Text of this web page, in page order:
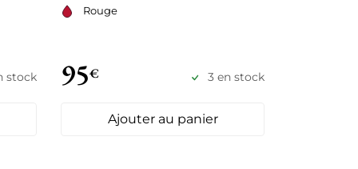
stock
Rouge
95€ 3 en stock
Ajouter au panier